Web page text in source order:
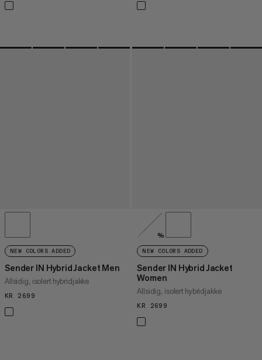
NEW COLORS ADDED
Sender IN Hybrid Jacket Men
Allsidig, isolert hybridjakke
KR 2699
%
NEW COLORS ADDED
Sender IN Hybrid Jacket
Women
Allsidig, isolert hybridjakke
KR 2699